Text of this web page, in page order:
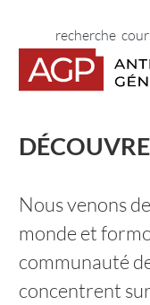
home
recherche
Nous venons
monde et
communauté
concentrent